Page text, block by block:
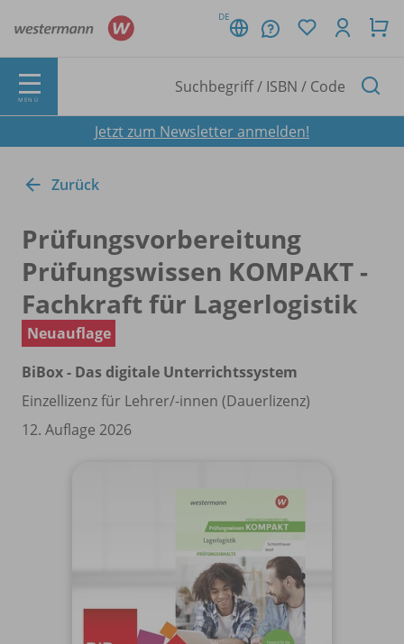
DE
MENÜ
Jetzt zum Newsletter anmelden!
Zurück
Prüfungsvorbereitung
Prüfungswissen KOMPAKT -
Fachkraft für Lagerlogistik
Neuauflage
BiBox - Das digitale Unterrichtssystem
Einzellizenz für Lehrer/-innen (Dauerlizenz)
12. Auflage 2026